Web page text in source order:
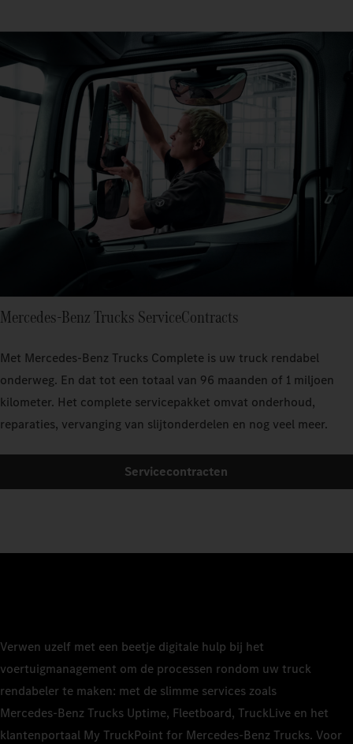
Mercedes‑Benz Trucks ServiceContracts
Met Mercedes-Benz Trucks Complete is uw truck rendabel
onderweg. En dat tot een totaal van 96 maanden of 1 miljoen
kilometer. Het complete servicepakket omvat onderhoud,
reparaties, vervanging van slijtonderdelen en nog veel meer.
Servicecontracten
Verwen uzelf met een beetje digitale hulp bij het
voertuigmanagement om de processen rondom uw truck
rendabeler te maken: met de slimme services zoals
Mercedes‑Benz Trucks Uptime, Fleetboard, TruckLive en het
klantenportaal My TruckPoint for Mercedes‑Benz Trucks. Voor